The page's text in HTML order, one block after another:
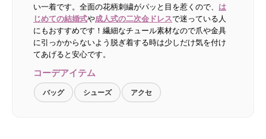
い一着です。全面の花柄刺繍がパッと目を惹くので、 は
じめての結婚式や成人式の二次会ドレスで迷っている人
にもおすすめです！繊細なチュール素材なので爪や金具
に引っかからないよう脱ぎ着する時は少しだけ気を付け
てあげると安心です。
コーデアイテム
バッグ シューズ アクセ